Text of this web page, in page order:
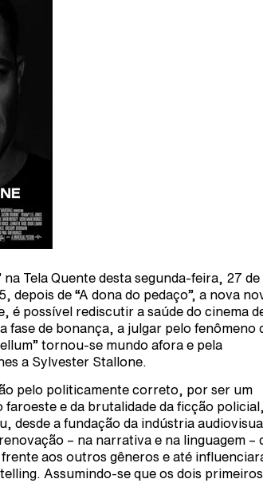
na Tela Quente desta segunda-feira, 27 de
depois de “A dona do pedaço”, a nova
é possível rediscutir a saúde do cinema
fase de bonança, a julgar pelo fenômeno
tornou-se mundo afora e pela
a Sylvester Stallone.
pelo politicamente correto, por ser um
faroeste e da brutalidade da ficção
desde a fundação da indústria
– na narrativa e na linguagem –
aos outros gêneros e até
Assumindo-se que os dois primeiros